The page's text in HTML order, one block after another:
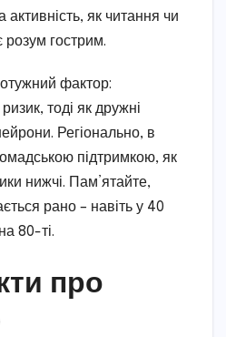
активність, як читання чи
гострим.
фактор:
тоді як дружні
Регіонально, в
підтримкою, як
нижчі. Пам’ятайте,
рано – навіть у 40
80-ті.
про